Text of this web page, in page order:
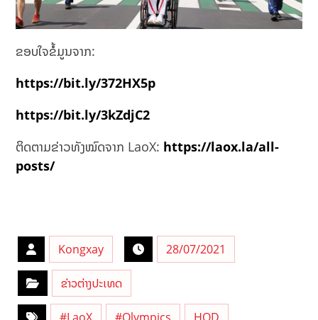
ຂອບໃຈຂໍ້ມູນຈາກ:
https://bit.ly/372HX5p
https://bit.ly/3kZdjC2
ຕິດຕາມຂ່າວທັງໝົດຈາກ LaoX: https://laox.la/all-
posts/
Kongxay 28/07/2021
ຂ່າວຕ່າງປະເທດ